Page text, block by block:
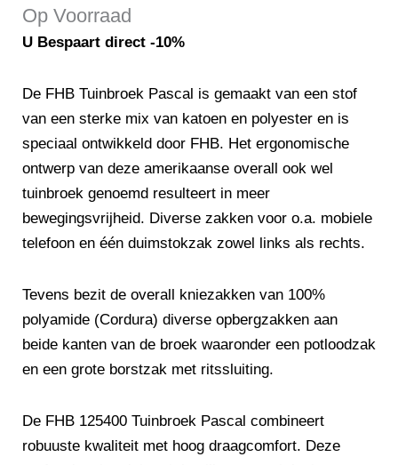
was:
€90,50.
is:
€78,95.
Op Voorraad
U Bespaart direct -10%
De FHB Tuinbroek Pascal is gemaakt van een stof
van een sterke mix van katoen en polyester en is
speciaal ontwikkeld door FHB. Het ergonomische
ontwerp van deze amerikaanse overall ook wel
tuinbroek genoemd resulteert in meer
bewegingsvrijheid. Diverse zakken voor o.a. mobiele
telefoon en één duimstokzak zowel links als rechts.
Tevens bezit de overall kniezakken van 100%
polyamide (Cordura) diverse opbergzakken aan
beide kanten van de broek waaronder een potloodzak
en een grote borstzak met ritssluiting.
De FHB 125400 Tuinbroek Pascal combineert
robuuste kwaliteit met hoog draagcomfort. Deze